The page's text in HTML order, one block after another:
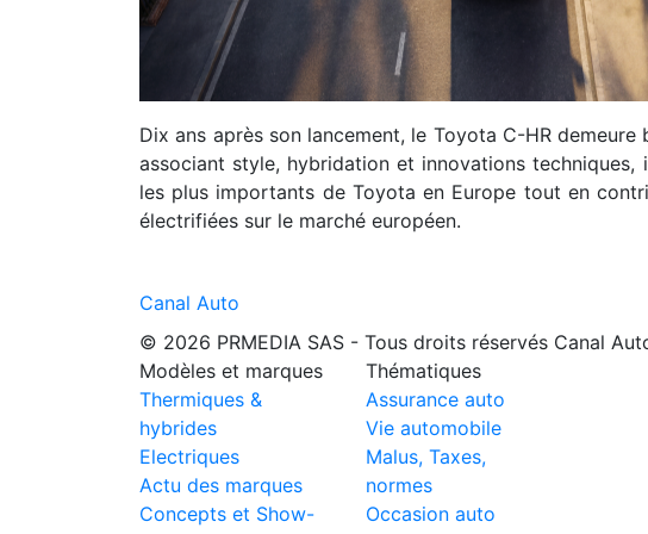
Dix ans après son lancement, le Toyota C-HR
associant style, hybridation et innovations
les plus importants de Toyota en Europe tout en
électrifiées sur le marché européen.
Canal Auto
© 2026 PRMEDIA SAS - Tous droits réservés Canal
Modèles et marques
Thermiques &
hybrides
Electriques
Actu des marques
Concepts et Show-
Thématiques
Assurance auto
Vie automobile
Malus, Taxes,
normes
Occasion auto